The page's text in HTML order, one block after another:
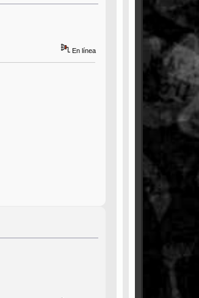
En línea